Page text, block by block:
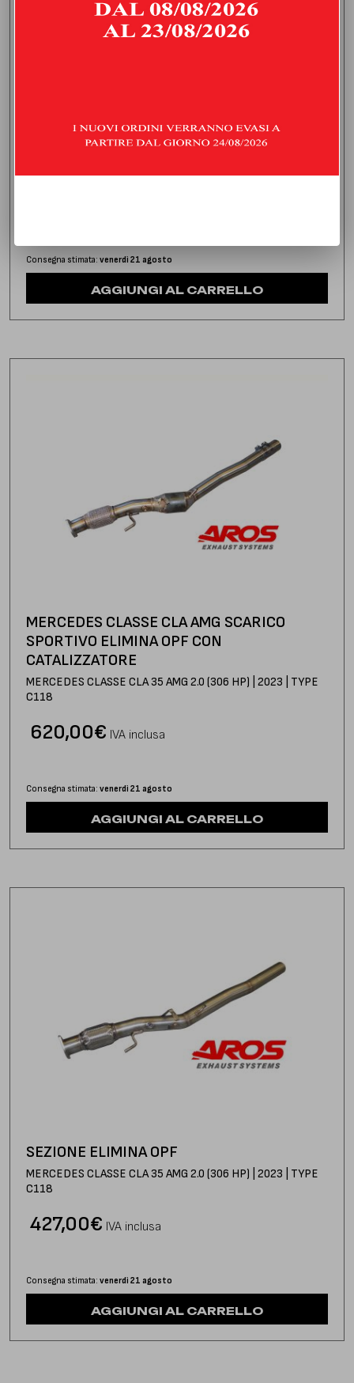
DOWNPIPE SENZA CATALIZZATORE
Consegna stimata: venerdì 21 agosto
AGGIUNGI AL CARRELLO
MERCEDES CLASSE CLA AMG SCARICO
SPORTIVO ELIMINA OPF CON
CATALIZZATORE
MERCEDES CLASSE CLA 35 AMG 2.0 (306 HP) | 2023 | TYPE
C118
€
620,00 IVA inclusa
Consegna stimata: venerdì 21 agosto
AGGIUNGI AL CARRELLO
SEZIONE ELIMINA OPF
MERCEDES CLASSE CLA 35 AMG 2.0 (306 HP) | 2023 | TYPE
C118
€
427,00 IVA inclusa
Consegna stimata: venerdì 21 agosto
AGGIUNGI AL CARRELLO